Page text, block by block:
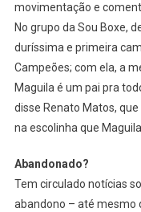
movimentação e
No grupo da Sou Boxe,
duríssima e primeira
Campeões; com ela, a
Maguila é um pai pra
disse Renato Matos,
na escolinha que
Abandonado?
Tem circulado notícias
abandono – até mesmo